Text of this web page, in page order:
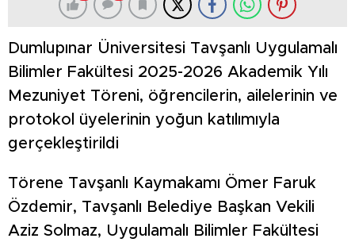
Dumlupınar Üniversitesi Tavşanlı Uygulamalı
Bilimler Fakültesi 2025-2026 Akademik Yılı
Mezuniyet Töreni, öğrencilerin, ailelerinin ve
protokol üyelerinin yoğun katılımıyla
gerçekleştirildi
Törene Tavşanlı Kaymakamı Ömer Faruk
Özdemir, Tavşanlı Belediye Başkan Vekili
Aziz Solmaz, Uygulamalı Bilimler Fakültesi